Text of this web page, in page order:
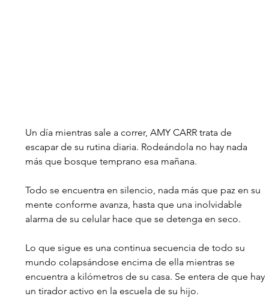
Un día mientras sale a correr, AMY CARR trata de
escapar de su rutina diaria. Rodeándola no hay nada
más que bosque temprano esa mañana.
Todo se encuentra en silencio, nada más que paz en su
mente conforme avanza, hasta que una inolvidable
alarma de su celular hace que se detenga en seco.
Lo que sigue es una continua secuencia de todo su
mundo colapsándose encima de ella mientras se
encuentra a kilómetros de su casa. Se entera de que hay
un tirador activo en la escuela de su hijo.